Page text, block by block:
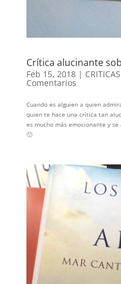
Crítica alucinante
Feb 15, 2018|
Comentarios
Cuando es alguien a quien
quien te hace una crítica tan
es mucho más emocionante y
🙂